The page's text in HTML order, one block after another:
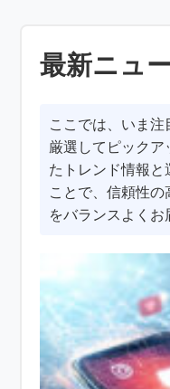
最新ニュ
ここでは、いま
厳選してピックア
たトレンド情報と
ことで、信頼性
をバランスよくお